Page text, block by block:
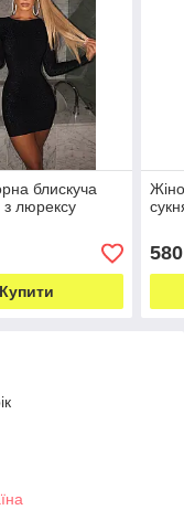
блискуча
з люрексу
Купити
580